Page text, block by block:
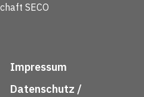
SECO
Impressum
Datenschutz /